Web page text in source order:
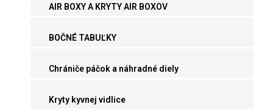
AIR BOXY A KRYTY AIR BOXOV
BOČNÉ TABUĽKY
Chrániče páčok a náhradné diely
Kryty kyvnej vidlice